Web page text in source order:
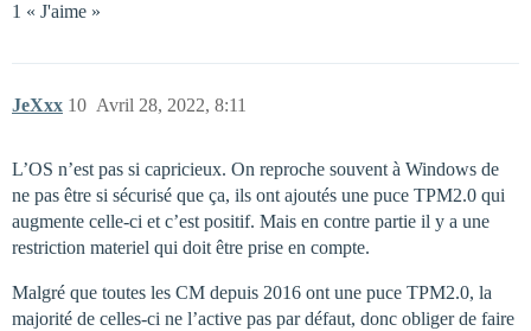
1 « J'aime »
JeXxx Avril 28, 2022, 8:11
10
L’OS n’est pas si capricieux. On reproche souvent à Windows de
ne pas être si sécurisé que ça, ils ont ajoutés une puce TPM2.0 qui
augmente celle-ci et c’est positif. Mais en contre partie il y a une
restriction materiel qui doit être prise en compte.
Malgré que toutes les CM depuis 2016 ont une puce TPM2.0, la
majorité de celles-ci ne l’active pas par défaut, donc obliger de faire